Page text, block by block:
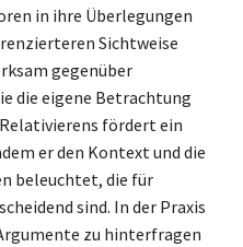
in ihre Überlegungen
Sichtweise
gegenüber
die eigene Betrachtung
fördert ein
er den Kontext und die
beleuchtet, die für
sind. In der Praxis
zu hinterfragen